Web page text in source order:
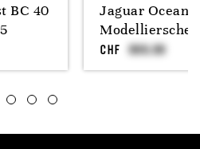
BC 40
Jaguar Ocean
CHF